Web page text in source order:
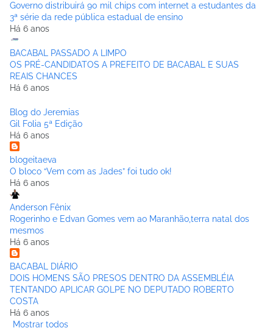
Governo distribuirá 90 mil chips com internet a estudantes da
3ª série da rede pública estadual de ensino
Há 6 anos
BACABAL PASSADO A LIMPO
OS PRÉ-CANDIDATOS A PREFEITO DE BACABAL E SUAS
REAIS CHANCES
Há 6 anos
Blog do Jeremias
Gil Folia 5ª Edição
Há 6 anos
blogeitaeva
O bloco “Vem com as Jades” foi tudo ok!
Há 6 anos
Anderson Fênix
Rogerinho e Edvan Gomes vem ao Maranhão,terra natal dos
mesmos
Há 6 anos
BACABAL DIÁRIO
DOIS HOMENS SÃO PRESOS DENTRO DA ASSEMBLÉIA
TENTANDO APLICAR GOLPE NO DEPUTADO ROBERTO
COSTA
Há 6 anos
Mostrar todos